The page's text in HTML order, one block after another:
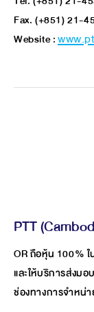
Fax. (+851) 21-
Website :
PTT
OR ถือหุ้น 100%
และให้บริการส่งม
ช่องทางการจำหน่